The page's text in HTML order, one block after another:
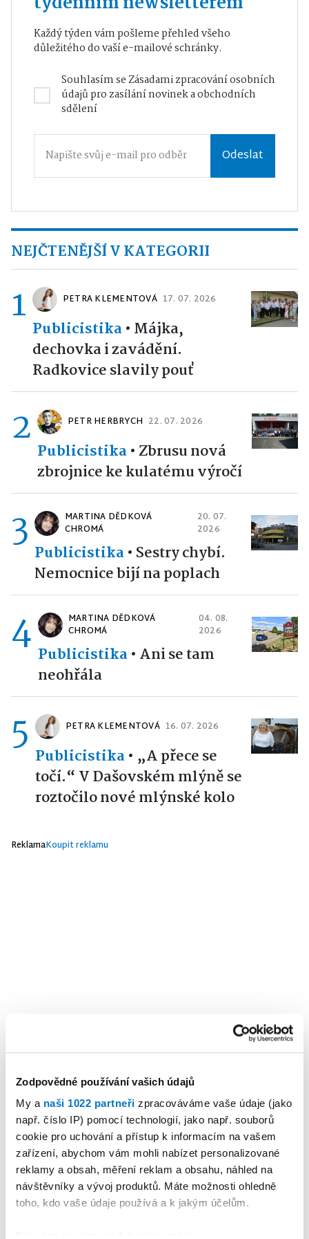
Zodpovědné používání vašich údajů
My a naši 1022 partneři zpracováváme vaše údaje (jako
např. číslo IP) pomocí technologií, jako např. souborů
cookie pro uchování a přístup k informacím na vašem
zařízení, abychom vám mohli nabízet personalizované
reklamy a obsah, měření reklam a obsahu, náhled na
návštěvníky a vývoj produktů. Máte možnosti ohledně
toho, kdo vaše údaje používá a k jakým účelům.
Každý týden vám pošleme přehled všeho
důležitého do vaší e-mailové schránky.
Souhlasím seZásadami zpracování osobních
údajůpro zasílání novinek a obchodních
sdělení
Odeslat
NEJČTENĚJŠÍ V KATEGORII
1 PETRA KLEMENTOVÁ 17. 07. 2026
Publicistika• Májka,
dechovka i zavádění.
Radkovice slavily pouť
2 PETR HERBRYCH 22. 07. 2026
Publicistika• Zbrusu nová
zbrojnice ke kulatému výročí
3
MARTINA DĚDKOVÁ
CHROMÁ
20. 07.
2026
Publicistika• Sestry chybí.
Nemocnice bijí na poplach
4
MARTINA DĚDKOVÁ
CHROMÁ
04. 08.
2026
Publicistika• Ani se tam
neohřála
5 PETRA KLEMENTOVÁ 16. 07. 2026
Publicistika• „A přece se
točí.“ V Dašovském mlýně se
roztočilo nové mlýnské kolo
ReklamaKoupit reklamu